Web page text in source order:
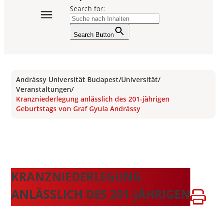
Search for:
Search Button
Andrássy Universität Budapest/Universität/
Veranstaltungen/
Kranzniederlegung anlässlich des 201-jährigen
Geburtstags von Graf Gyula Andrássy
KRANZNIEDERLEGUNG
ANLÄSSLICH DES 201-JÄHRIGEN